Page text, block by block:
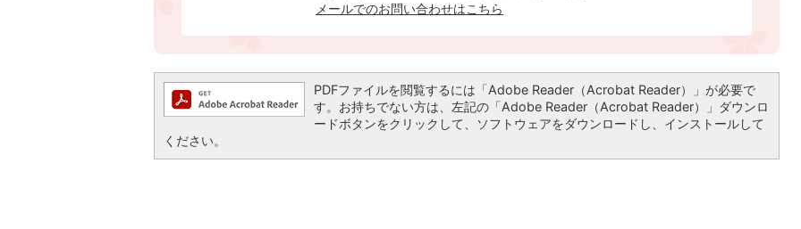
メールでのお問い合わせはこちら
PDFファイルを閲覧するには「Adobe Reader（Acrobat Reader）」が必要で
す。お持ちでない方は、左記の「Adobe Reader（Acrobat Reader）」ダウンロ
ードボタンをクリックして、ソフトウェアをダウンロードし、インストールして
ください。